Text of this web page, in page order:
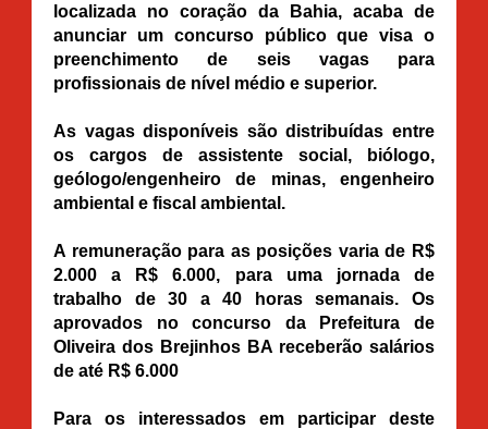
localizada no coração da Bahia, acaba de
anunciar um concurso público que visa o
preenchimento de seis vagas para
profissionais de nível médio e superior.
As vagas disponíveis são distribuídas entre
os cargos de assistente social, biólogo,
geólogo/engenheiro de minas, engenheiro
ambiental e fiscal ambiental.
A remuneração para as posições varia de R$
2.000 a R$ 6.000, para uma jornada de
trabalho de 30 a 40 horas semanais. Os
aprovados no concurso da Prefeitura de
Oliveira dos Brejinhos BA receberão salários
de até R$ 6.000
Para os interessados em participar deste